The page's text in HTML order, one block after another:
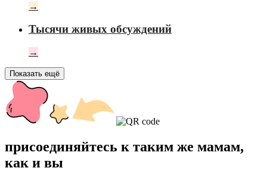
→
Тысячи живых обсуждений
→
Показать ещё
присоединяйтесь к таким же мамам,
как и вы